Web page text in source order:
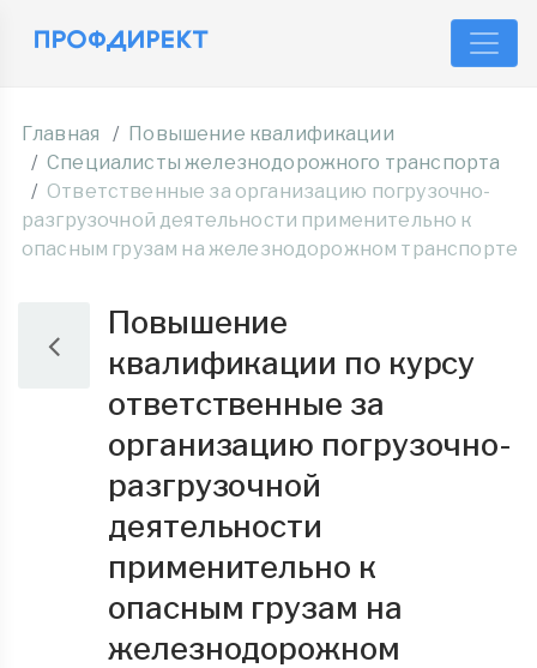
Главная
Повышение квалификации
Специалисты железнодорожного транспорта
Ответственные за организацию погрузочно-
разгрузочной деятельности применительно к
опасным грузам на железнодорожном транспорте
Повышение
квалификации по курсу
ответственные за
организацию погрузочно-
разгрузочной
деятельности
применительно к
опасным грузам на
железнодорожном